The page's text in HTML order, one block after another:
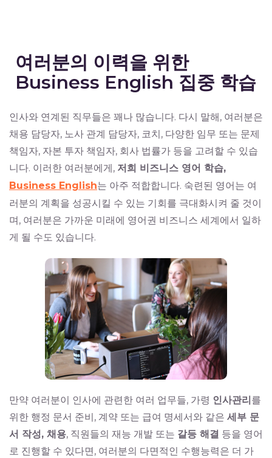
여러분의 이력을 위한
Business English 집중 학습
인사와 연계된 직무들은 꽤나 많습니다. 다시 말해, 여러분은
채용 담당자, 노사 관계 담당자, 코치, 다양한 임무 또는 문제
책임자, 자본 투자 책임자, 회사 법률가 등을 고려할 수 있습
니다. 이러한 여러분에게, 저희 비즈니스 영어 학습,
Business English는 아주 적합합니다. 숙련된 영어는 여
러분의 계획을 성공시킬 수 있는 기회를 극대화시켜 줄 것이
며, 여러분은 가까운 미래에 영어권 비즈니스 세계에서 일하
게 될 수도 있습니다.
만약 여러분이 인사에 관련한 여러 업무들, 가령 인사관리를
위한 행정 문서 준비, 계약 또는 급여 명세서와 같은 세부 문
서 작성, 채용, 직원들의 재능 개발 또는 갈등 해결 등을 영어
로 진행할 수 있다면, 여러분의 다면적인 수행능력은 더 가